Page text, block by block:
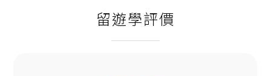
留遊學評價